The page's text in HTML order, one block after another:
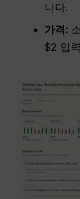
니다.
가격:
$2 입